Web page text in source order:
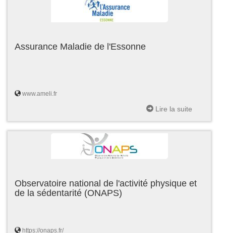
Assurance Maladie de l'Essonne
www.ameli.fr
Lire la suite
Observatoire national de l'activité physique et
de la sédentarité (ONAPS)
https://onaps.fr/